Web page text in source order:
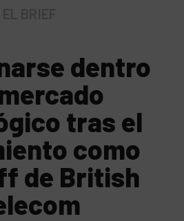
dentro
tras el
como
de British